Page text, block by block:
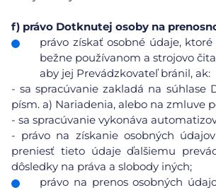
f) právo Dotknutej osoby na
právo získať osobné údaje,
bežne používanom a strojovo
aby jej Prevádzkovateľ bránil, ak:
-sa spracúvanie zakladá na súhlase
písm. a) Nariadenia, alebo na zmluve
- sa spracúvanie vykonáva
- právo na získanie osobných
preniesť tieto údaje ďalšiemu
dôsledky na práva a slobody iných;
právo na prenos osobných